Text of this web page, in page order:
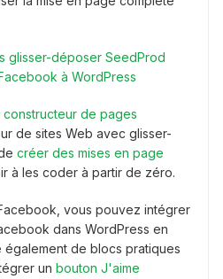
constructeur de pages
de sites Web avec glisser-
créer des mises en page
à les coder à partir de zéro.
vous pouvez intégrer
dans WordPress en
également de blocs pratiques
un bouton J'aime